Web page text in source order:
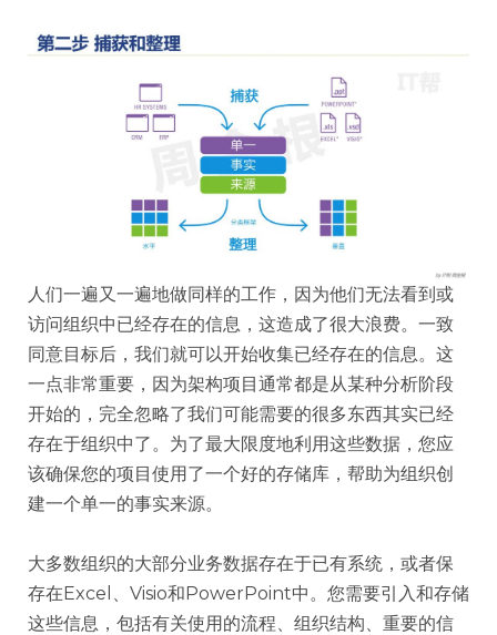
人们一遍又一遍地做同样的工作，因为他们无法看到或
访问组织中已经存在的信息，这造成了很大浪费。一致
同意目标后，我们就可以开始收集已经存在的信息。这
一点非常重要，因为架构项目通常都是从某种分析阶段
开始的，完全忽略了我们可能需要的很多东西其实已经
存在于组织中了。为了最大限度地利用这些数据，您应
该确保您的项目使用了一个好的存储库，帮助为组织创
建一个单一的事实来源。
大多数组织的大部分业务数据存在于已有系统，或者保
存在Excel、Visio和PowerPoint中。您需要引入和存储
这些信息，包括有关使用的流程、组织结构、重要的信